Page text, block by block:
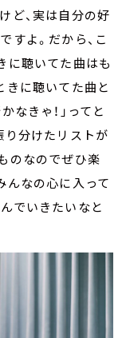
ど、実は自分の好
すよ。だから、こ
に聴いてた曲はも
きに聴いてた曲と
なきゃ！」ってと
分けたリストが
のなのでぜひ楽
んなの心に入って
でいきたいなと